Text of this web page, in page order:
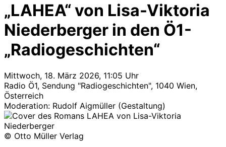
„LAHEA“ von Lisa-Viktoria
Niederberger in den Ö1-
„Radiogeschichten“
Mittwoch, 18. März 2026, 11:05 Uhr
Radio Ö1, Sendung "Radiogeschichten", 1040 Wien,
Österreich
Moderation: Rudolf Aigmüller (Gestaltung)
© Otto Müller Verlag